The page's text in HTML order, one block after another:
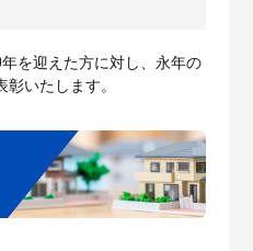
を迎えた方に対し、永年の
いたします。